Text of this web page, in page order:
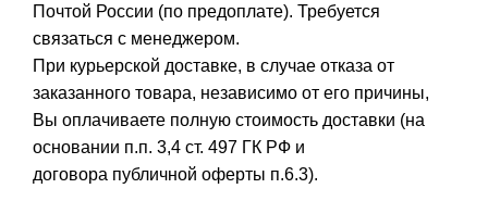
Почтой России (по предоплате). Требуется
связаться с менеджером.
При курьерской доставке, в случае отказа от
заказанного товара, независимо от его причины,
Вы оплачиваете полную стоимость доставки (на
основании п.п. 3,4 ст. 497 ГК РФ и
договора публичной оферты п.6.3).